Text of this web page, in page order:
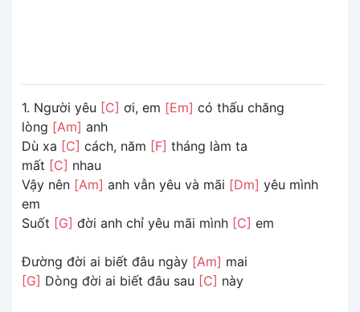
1. Người yêu [C] ơi, em [Em] có thấu chăng
lòng [Am] anh
Dù xa [C] cách, năm [F] tháng làm ta
mất [C] nhau
Vậy nên [Am] anh vẫn yêu và mãi [Dm] yêu mình
em
Suốt [G] đời anh chỉ yêu mãi mình [C] em
Đường đời ai biết đâu ngày [Am] mai
[G] Dòng đời ai biết đâu sau [C] này